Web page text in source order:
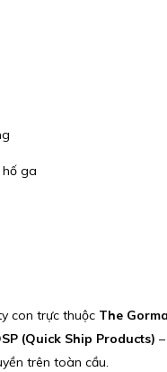
ga
con trực thuộc The
(Quick Ship Products)
trên toàn cầu.